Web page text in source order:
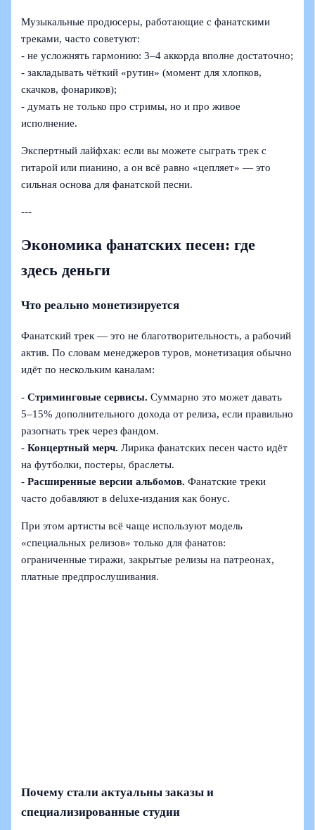
Музыкальные продюсеры, работающие с фанатскими
треками, часто советуют:
- не усложнять гармонию: 3–4 аккорда вполне достаточно;
- закладывать чёткий «рутин» (момент для хлопков,
скачков, фонариков);
- думать не только про стримы, но и про живое
исполнение.
Экспертный лайфхак: если вы можете сыграть трек с
гитарой или пианино, а он всё равно «цепляет» — это
сильная основа для фанатской песни.
---
Экономика фанатских песен: где
здесь деньги
Что реально монетизируется
Фанатский трек — это не благотворительность, а рабочий
актив. По словам менеджеров туров, монетизация обычно
идёт по нескольким каналам:
-Стриминговые сервисы. Суммарно это может давать
5–15% дополнительного дохода от релиза, если правильно
разогнать трек через фандом.
-Концертный мерч. Лирика фанатских песен часто идёт
на футболки, постеры, браслеты.
-Расширенные версии альбомов. Фанатские треки
часто добавляют в deluxe‑издания как бонус.
При этом артисты всё чаще используют модель
«специальных релизов» только для фанатов:
ограниченные тиражи, закрытые релизы на патреонах,
платные предпрослушивания.
Почему стали актуальны заказы и
специализированные студии